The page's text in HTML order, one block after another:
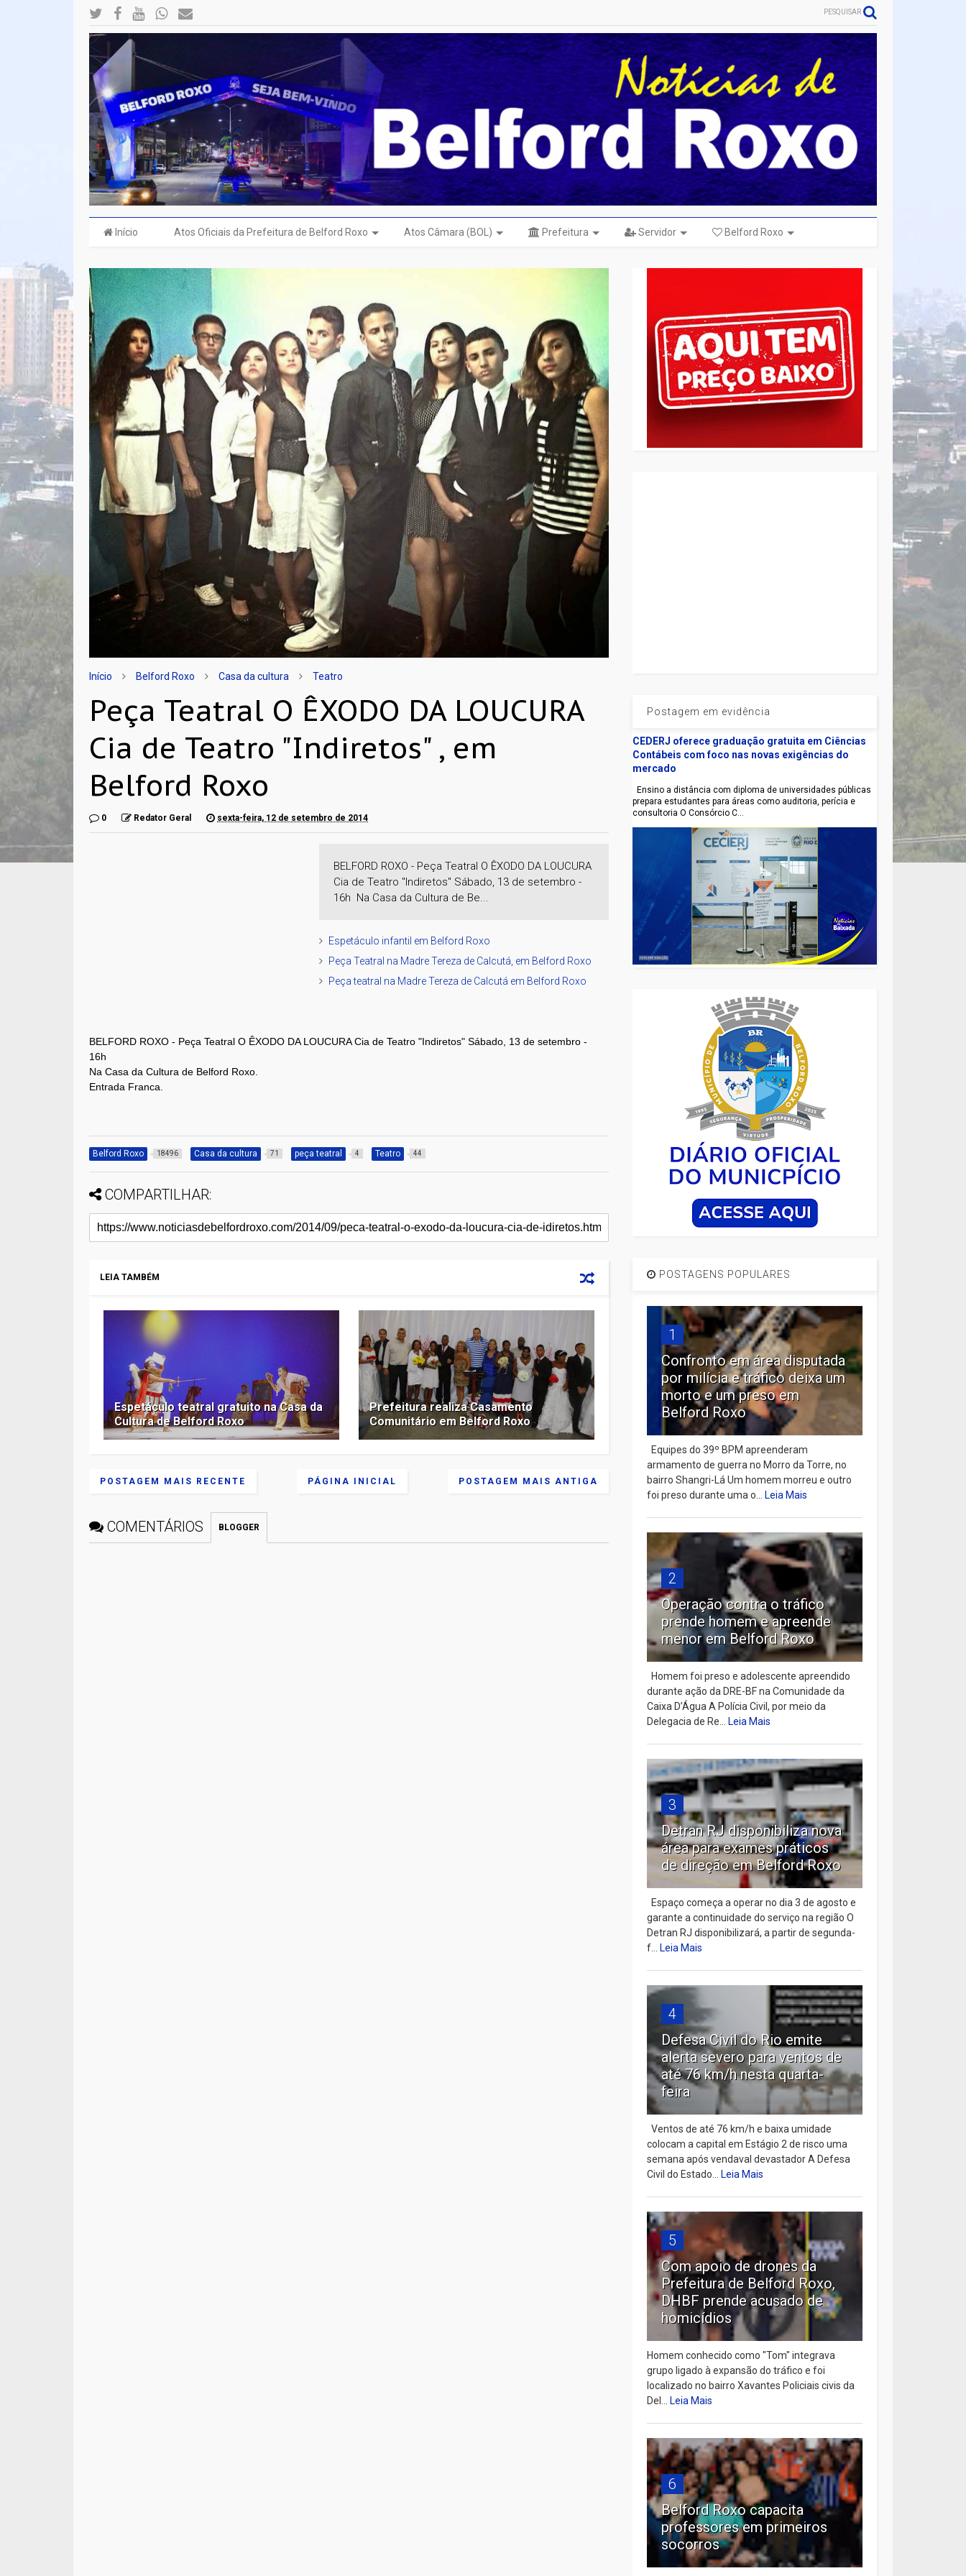
PESQUISAR
Início Atos Oficiais da Prefeitura de Belford Roxo Atos Câmara (BOL) Prefeitura Servidor Belford Roxo
Início Belford Roxo Casa da cultura Teatro
Peça Teatral O ÊXODO DA LOUCURA
Cia de Teatro "Indiretos" , em
Belford Roxo
0 Redator Geral sexta-feira, 12 de setembro de 2014
BELFORD ROXO - Peça Teatral O ÊXODO DA LOUCURA
Cia de Teatro "Indiretos" Sábado, 13 de setembro -
16h Na Casa da Cultura de Be...
Espetáculo infantil em Belford Roxo
Peça Teatral na Madre Tereza de Calcutá, em Belford Roxo
Peça teatral na Madre Tereza de Calcutá em Belford Roxo
BELFORD ROXO - Peça Teatral O ÊXODO DA LOUCURA Cia de Teatro "Indiretos" Sábado, 13 de setembro -
16h
Na Casa da Cultura de Belford Roxo.
Entrada Franca.
Belford Roxo 18496 Casa da cultura 71 peça teatral 4 Teatro 44
COMPARTILHAR:
LEIA TAMBÉM
Espetáculo teatral gratuito na Casa da
Cultura de Belford Roxo
Prefeitura realiza Casamento
Comunitário em Belford Roxo
POSTAGEM MAIS RECENTE POSTAGEM MAIS ANTIGA
PÁGINA INICIAL
COMENTÁRIOS BLOGGER
Postagem em evidência
CEDERJ oferece graduação gratuita em Ciências
Contábeis com foco nas novas exigências do
mercado
Ensino a distância com diploma de universidades públicas
prepara estudantes para áreas como auditoria, perícia e
consultoria O Consórcio C...
POSTAGENS POPULARES
1
Confronto em área disputada
por milícia e tráfico deixa um
morto e um preso em
Belford Roxo
Equipes do 39º BPM apreenderam
armamento de guerra no Morro da Torre, no
bairro Shangri-Lá Um homem morreu e outro
foi preso durante uma o...Leia Mais
2
Operação contra o tráfico
prende homem e apreende
menor em Belford Roxo
Homem foi preso e adolescente apreendido
durante ação da DRE-BF na Comunidade da
Caixa D’Água A Polícia Civil, por meio da
Delegacia de Re...Leia Mais
3
Detran RJ disponibiliza nova
área para exames práticos
de direção em Belford Roxo
Espaço começa a operar no dia 3 de agosto e
garante a continuidade do serviço na região O
Detran RJ disponibilizará, a partir de segunda-
f...Leia Mais
4
Defesa Civil do Rio emite
alerta severo para ventos de
até 76 km/h nesta quarta-
feira
Ventos de até 76 km/h e baixa umidade
colocam a capital em Estágio 2 de risco uma
semana após vendaval devastador A Defesa
Civil do Estado...Leia Mais
5
Com apoio de drones da
Prefeitura de Belford Roxo,
DHBF prende acusado de
homicídios
Homem conhecido como "Tom" integrava
grupo ligado à expansão do tráfico e foi
localizado no bairro Xavantes Policiais civis da
Del...Leia Mais
6
Belford Roxo capacita
professores em primeiros
socorros